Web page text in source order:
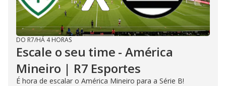
DO R7/HÁ 4 HORAS
Escale o seu time - América
Mineiro | R7 Esportes
É hora de escalar o América Mineiro para a Série B!